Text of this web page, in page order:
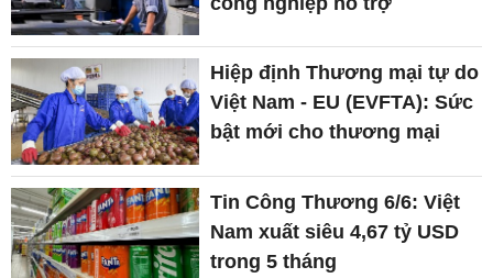
Hiệp định Thương mại tự do
Việt Nam - EU (EVFTA): Sức
bật mới cho thương mại
Tin Công Thương 6/6: Việt
Nam xuất siêu 4,67 tỷ USD
trong 5 tháng